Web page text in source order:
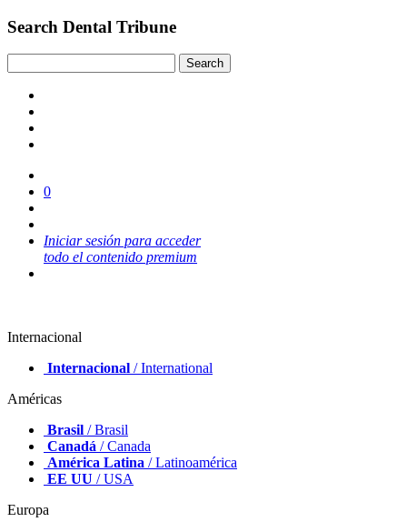
Search Dental Tribune
0
Iniciar sesión para acceder
todo el contenido premium
Internacional
Internacional / International
Américas
Brasil / Brasil
Canadá / Canada
América Latina / Latinoamérica
EE UU / USA
Europa